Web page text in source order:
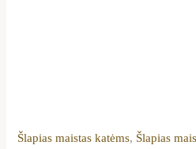
Šlapias maistas katėms, Šlapias